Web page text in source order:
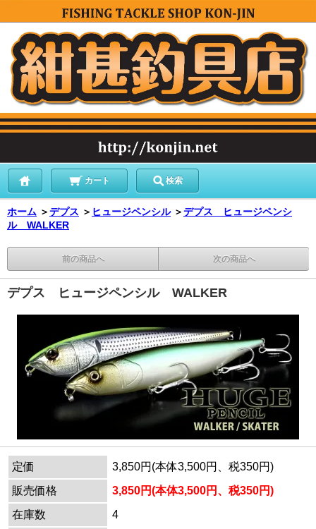
カート 検索
ホーム ＞デプス ＞ ヒュージペンシル ＞デプス ヒュージペンシ
ル WALKER
前の商品へ 次の商品へ
デプス ヒュージペンシル WALKER
定価
3,850円(本体3,500円、税350円)
販売価格
3,850円(本体3,500円、税350円)
在庫数
4